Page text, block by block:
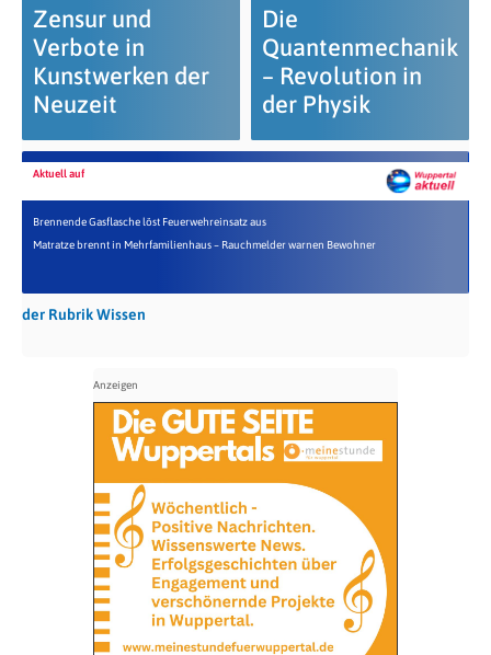
Zensur und
Verbote in
Kunstwerken der
Neuzeit
Die
Quantenmechanik
– Revolution in
der Physik
Aktuell auf
Brennende Gasflasche löst Feuerwehreinsatz aus
Matratze brennt in Mehrfamilienhaus – Rauchmelder warnen Bewohner
der Rubrik Wissen